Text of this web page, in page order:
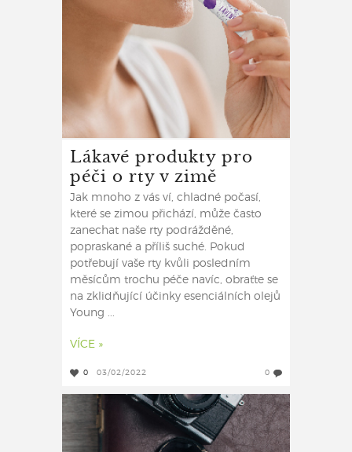
Lákavé produkty pro
péči o rty v zimě
Jak mnoho z vás ví, chladné počasí,
které se zimou přichází, může často
zanechat naše rty podrážděné,
popraskané a příliš suché. Pokud
potřebují vaše rty kvůli posledním
měsícům trochu péče navíc, obraťte se
na zklidňující účinky esenciálních olejů
Young ...
VÍCE »
0 03/02/2022 0